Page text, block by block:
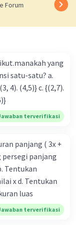
Forum
yang
terverifikasi
panjang ( 3x +
persegi panjang
Tentukan
x d. Tentukan
luas
terverifikasi